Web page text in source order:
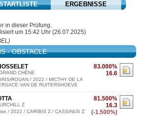
ERGEBNISSE
in dieser Prüfung.
um 15:42 Uhr (26.07.2025)
- OBSTACLE
83.000%
16.6
CHÊNE
ROUAN / 2022 / MICTHY DE LA
VAN DE RUITERSHOEVE
81.500%
16.3
(-1.500%)
Z
/ 2022 / CARIBIS Z / CASSINUS Z